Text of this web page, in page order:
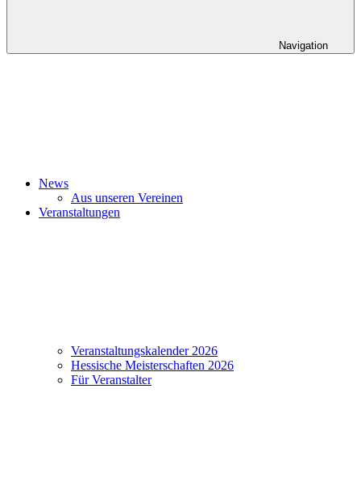
Navigation
News
Aus unseren Vereinen
Veranstaltungen
Veranstaltungskalender 2026
Hessische Meisterschaften 2026
Für Veranstalter